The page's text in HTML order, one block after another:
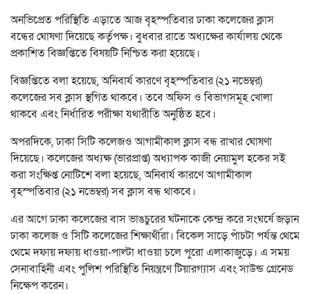
অনভিপ্রেত পরিস্থিতি এড়াতে আজ বৃহস্পতিবার ঢাকা কলেজের ক্লাস
বন্ধের ঘোষণা দিয়েছে কর্তৃপক্ষ। বুধবার রাতে অধ্যক্ষের কার্যালয় থেকে
প্রকাশিত বিজ্ঞপ্তিতে বিষয়টি নিশ্চিত করা হয়েছে।
বিজ্ঞপ্তিতে বলা হয়েছে, অনিবার্য কারণে বৃহস্পতিবার (২১ নভেম্বর)
কলেজের সব ক্লাস স্থগিত থাকবে। তবে অফিস ও বিভাগসমূহ খোলা
থাকবে এবং নির্ধারিত পরীক্ষা যথারীতি অনুষ্ঠিত হবে।
অপরদিকে, ঢাকা সিটি কলেজও আগামীকাল ক্লাস বন্ধ রাখার ঘোষণা
দিয়েছে। কলেজের অধ্যক্ষ (ভারপ্রাপ্ত) অধ্যাপক কাজী নেয়ামুল হকের সই
করা সংক্ষিপ্ত নোটিশে বলা হয়েছে, অনিবার্য কারণে আগামীকাল
বৃহস্পতিবার (২১ নভেম্বর) সব ক্লাস বন্ধ থাকবে।
এর আগে ঢাকা কলেজের বাস ভাঙচুরের ঘটনাকে কেন্দ্র করে সংঘর্ষে জড়ান
ঢাকা কলেজ ও সিটি কলেজের শিক্ষার্থীরা। বিকেল সাড়ে পাঁচটা পর্যন্ত থেমে
থেমে দফায় দফায় ধাওয়া-পাল্টা ধাওয়া চলে পুরো এলাকাজুড়ে। এ সময়
সেনাবাহিনী এবং পুলিশ পরিস্থিতি নিয়ন্ত্রণে টিয়ারগ্যাস এবং সাউন্ড গ্রেনেড
নিক্ষেপ করেন।